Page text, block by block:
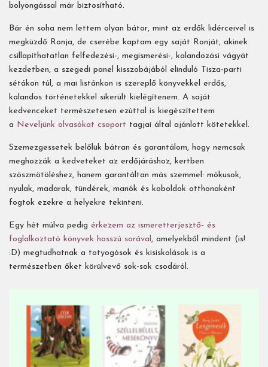
bolyongással már biztosítható.
Bár én soha nem lettem olyan bátor, mint az erdők lidérceivel is
megküzdő Ronja, de cserébe kaptam egy saját Ronját, akinek
csillapíthatatlan felfedezési-, megismerési-, kalandozási vágyát
kezdetben, a szegedi panel kisszobájából elinduló Tisza-parti
sétákon túl, a mai listánkon is szereplő könyvekkel erdős,
kalandos történetekkel sikerült kielégítenem. A saját
kedvenceket természetesen ezúttal is kiegészítettem
a Neveljünk olvasókat csoport tagjai által ajánlott kötetekkel.
Szemezgessetek belőlük bátran és garantálom, hogy nemcsak
meghozzák a kedveteket az erdőjáráshoz, kertben
szöszmötöléshez, hanem garantáltan más szemmel: mókusok,
nyulak, madarak, tündérek, manók és koboldok otthonaként
fogtok ezekre a helyekre tekinteni.
Egy hét múlva pedig érkezem az ismeretterjesztő- és
foglalkoztató könyvek hosszú sorával , amelyekből mindent (is!
:D) megtudhatnak a totyogósok és kisiskolások is a
természetben őket körülvevő sok-sok csodáról.